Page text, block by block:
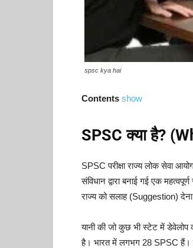
spsc kya hai
Contents show
SPSC क्या है?
SPSC परीक्षा राज्य लोक सेवा
संविधान द्वारा बनाई गई एक
राज्य को सलाह (Suggestion)
यानी की जो कुछ भी स्टेट में डेवेलोप
है। भारत में लगभग 28 SPSC हैं।